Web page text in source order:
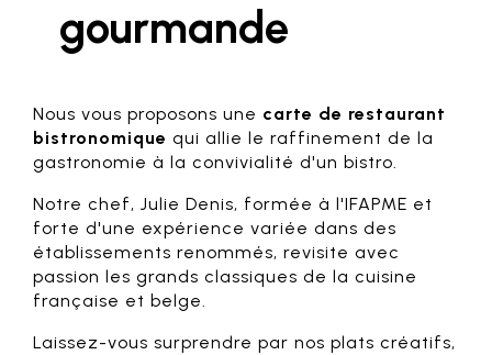
gourmande
Nous vous proposons une carte de restaurant
bistronomique qui allie le raffinement de la
gastronomie à la convivialité d'un bistro.
Notre chef, Julie Denis, formée à l'IFAPME et
forte d'une expérience variée dans des
établissements renommés, revisite avec
passion les grands classiques de la cuisine
française et belge.
Laissez-vous surprendre par nos plats créatifs,